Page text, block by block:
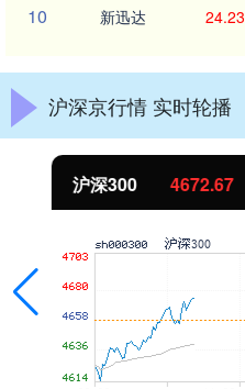
10 新迅达 24.23
沪深京行情 实时轮播
北证50 1124.05